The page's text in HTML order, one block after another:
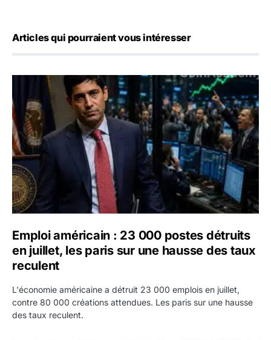
Articles qui pourraient vous intéresser
Emploi américain : 23 000 postes détruits en juillet, les
Emploi américain : 23 000 postes détruits
en juillet, les paris sur une hausse des taux
reculent
L'économie américaine a détruit 23 000 emplois en juillet,
contre 80 000 créations attendues. Les paris sur une hausse
des taux reculent.